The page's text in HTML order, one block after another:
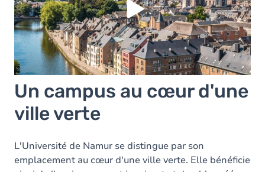
Un campus au cœur d'une
ville verte
L'Université de Namur se distingue par son
emplacement au cœur d'une ville verte. Elle bénéficie
Oui
Toujours
Manage privacy settings